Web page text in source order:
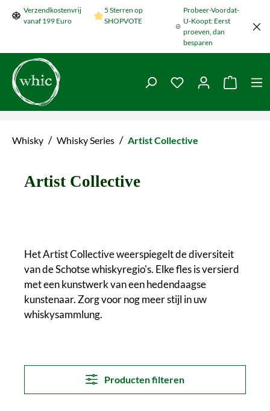
Naar de hoofdinhoud springen
Verzendkostenvrij
vanaf 199 Euro
5 Sterren op
SHOPVOTE
Probeer-Voordat-
U-Koopt: Eerst
proeven, dan
besparen
Je hebt 0 items op
De
Whisky / Whisky Series / Artist Collective
Artist Collective
Het Artist Collective weerspiegelt de diversiteit
van de Schotse whiskyregio's. Elke fles is versierd
met een kunstwerk van een hedendaagse
kunstenaar. Zorg voor nog meer stijl in uw
whiskysammlung.
Producten filteren